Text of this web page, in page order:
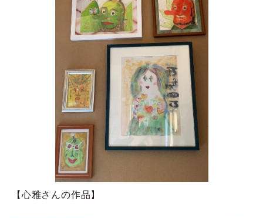
【心雅さんの作品】